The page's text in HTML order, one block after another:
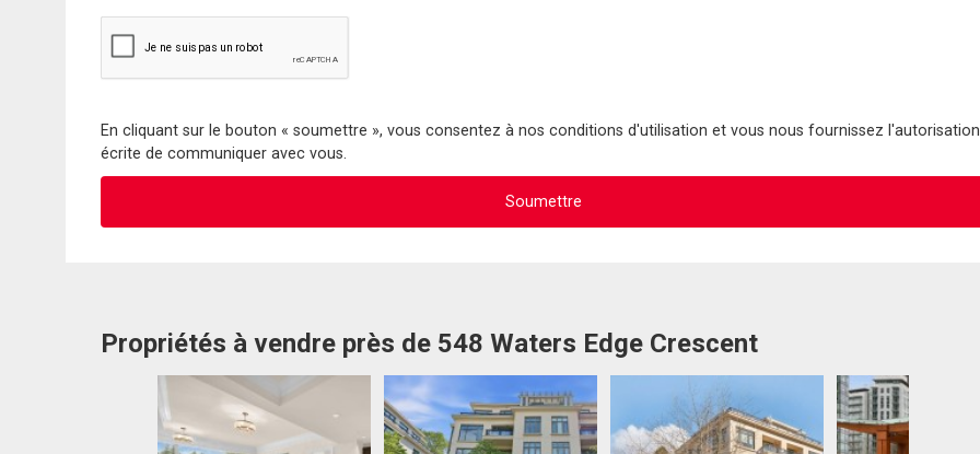
En cliquant sur le bouton « soumettre », vous consentez à nos conditions d'utilisation et vous nous fournissez l'autorisation
écrite de communiquer avec vous.
Propriétés à vendre près de 548 Waters Edge Crescent